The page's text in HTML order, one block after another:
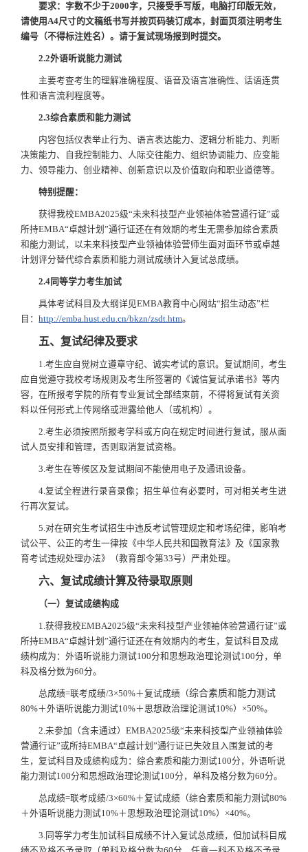
要求：字数不少于2000字，只接受手写版，电脑打印版无效，
请使用A4尺寸的文稿纸书写并按页码装订成本，封面页须注明考生
编号（不得标注姓名）。请于复试现场报到时提交。
2.2外语听说能力测试
主要考查考生的理解准确程度、语音及语言准确性、话语连贯
性和语言流利程度等。
2.3综合素质和能力测试
内容包括仪表举止行为、语言表达能力、逻辑分析能力、判断
决策能力、自我控制能力、人际交往能力、组织协调能力、应变能
力、领导能力、创业精神、创新意识以及价值取向和职业道德等。
特别提醒：
获得我校EMBA2025级“未来科技型产业领袖体验营通行证”或
所持EMBA“卓越计划”通行证还在有效期的考生无需参加综合素质
和能力测试，以未来科技型产业领袖体验营师生面对面环节或卓越
计划评分替代综合素质和能力测试成绩计入复试总成绩。
2.4同等学力考生加试
具体考试科目及大纲详见EMBA教育中心网站“招生动态”栏
目：http://emba.hust.edu.cn/bkzn/zsdt.htm。
五、复试纪律及要求
1.考生应自觉树立遵章守纪、诚实考试的意识。复试期间，考生
应自觉遵守我校考场规则及考生所签署的《诚信复试承诺书》等内
容，在所报考学院的所有专业复试全部结束前，不得将复试有关资
料以任何形式上传网络或泄露给他人（或机构）。
2.考生必须按照所报考学科或方向在规定时间进行复试，服从面
试人员安排和管理，否则取消复试资格。
3.考生在等候区及复试期间不能使用电子及通讯设备。
4.复试全程进行录音录像；招生单位有必要时，可对相关考生进
行再次复试。
5.对在研究生考试招生中违反考试管理规定和考场纪律，影响考
试公平、公正的考生一律按《中华人民共和国教育法》及《国家教
育考试违规处理办法》（教育部令第33号）严肃处理。
六、复试成绩计算及待录取原则
（一） 复试成绩构成
1.获得我校EMBA2025级“未来科技型产业领袖体验营通行证”或
所持EMBA“卓越计划”通行证还在有效期内的考生，复试科目及成
绩构成为：外语听说能力测试100分和思想政治理论测试100分，单
科及格分数为60分。
总成绩=联考成绩/3×50%＋复试成绩（综合素质和能力测试
80%＋外语听说能力测试10%＋思想政治理论测试10%）×50%。
2.未参加（含未通过）EMBA2025级“未来科技型产业领袖体验
营通行证”或所持EMBA“卓越计划”通行证已失效且入围复试的考
生，复试科目及成绩构成为：综合素质和能力测试100分，外语听说
能力测试100分和思想政治理论测试100分，单科及格分数为60分。
总成绩=联考成绩/3×60%＋复试成绩（综合素质和能力测试80%
＋外语听说能力测试10%＋思想政治理论测试10%）×40%。
3.同等学力考生加试科目成绩不计入复试总成绩，但加试科目成